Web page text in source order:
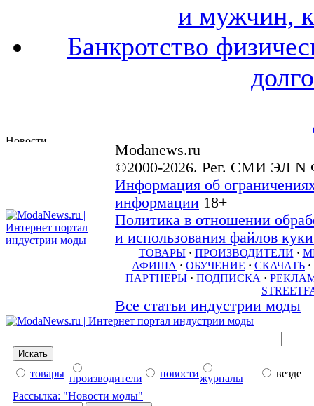
и мужчин,
Банкротство
Modanews.ru
©2000-2026. Рег. СМИ ЭЛ N
Информация об
информации 18+
Политика в отношении
и использования файлов
ТОВАРЫ · ПРОИЗВОДИТЕЛИ ·
АФИША · ОБУЧЕНИЕ · СКАЧАТЬ ·
ПАРТНЕРЫ · ПОДПИСКА ·
Все статьи индустрии моды
товары производители новостижурналы
везде
Рассылка: "Новости моды"